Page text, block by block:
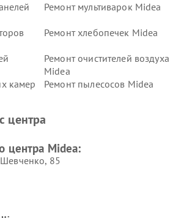
Ремонт мультиварок Midea
Ремонт хлебопечек Midea
Ремонт очистителей воздуха
Midea
камер
Ремонт пылесосов Midea
Midea
центра
центра Midea:
Шевченко, 85